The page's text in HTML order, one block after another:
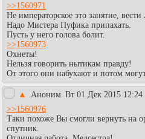
>>1560971
Не императорское это занятие, вести
Надо Мистера Пуфика припахать.
Пусть у него голова болит.
>>1560973
Охнеты!
Нельзя говорить нытикам правду!
От этого они набухают и потом могут
▲ Аноним Вт 01 Дек 2015 12:24
>>1560976
Таки похоже Вы смогли вернуть на
спутник.